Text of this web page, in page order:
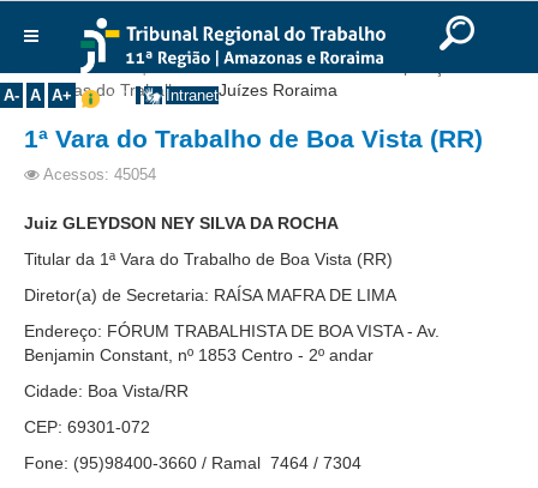
Ir para o rodapé
English
Português Español
A- A A+ Intranet
Institucional
Histórico
Presidência
Seções Especializadas
Turmas
Varas do Trabalho
Juízes Manaus
Juízes Roraima
Você está aqui:Início >> Institucional >> Composição
Varas do Trabalho >> Juízes Roraima
1ª Vara do Trabalho de Boa Vista (RR)
Acessos: 45054
Juiz GLEYDSON NEY SILVA DA ROCHA
Titular da 1ª Vara do Trabalho de Boa Vista (RR)
Diretor(a) de Secretaria: RAÍSA MAFRA DE LIMA
Endereço: FÓRUM TRABALHISTA DE BOA VISTA - Av.
Benjamin Constant, nº 1853 Centro - 2º andar
Cidade: Boa Vista/RR
CEP: 69301-072
Fone: (95)98400-3660 / Ramal 7464 / 7304